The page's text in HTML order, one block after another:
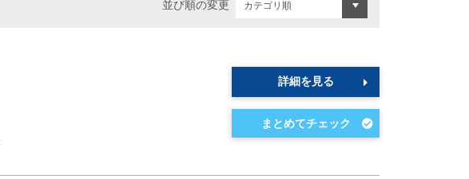
並び順の変更
詳細を見る